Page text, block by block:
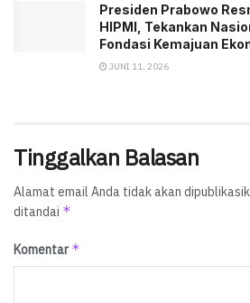
Presiden Prabowo
HIPMI, Tekankan
Fondasi Kemajuan
JUNI 11, 2026
Tinggalkan Balasan
Alamat email Anda tidak akan
ditandai *
Komentar*